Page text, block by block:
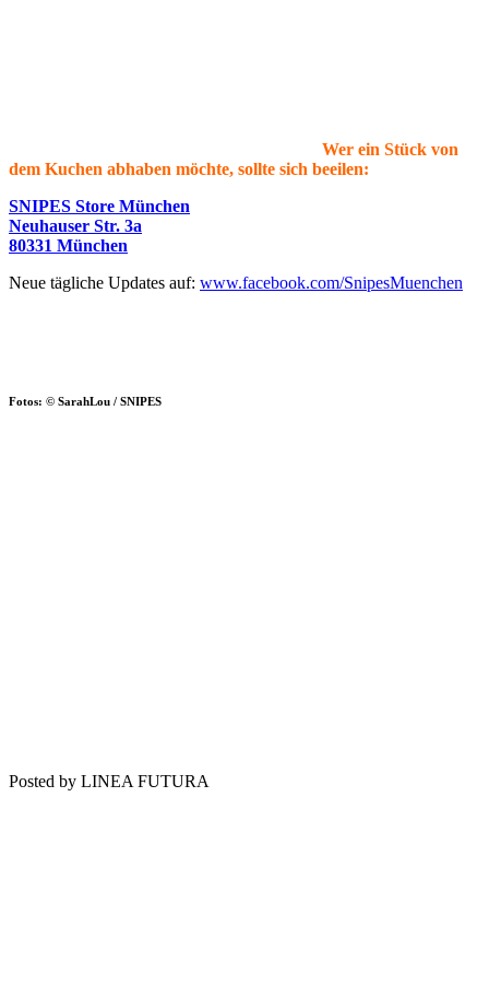
Wer ein Stück von
dem Kuchen abhaben möchte, sollte sich beeilen:
SNIPES Store München
Neuhauser Str. 3a
80331 München
Neue tägliche Updates auf: www.facebook.com/SnipesMuenchen
Fotos: © SarahLou / SNIPES
Posted by LINEA FUTURA